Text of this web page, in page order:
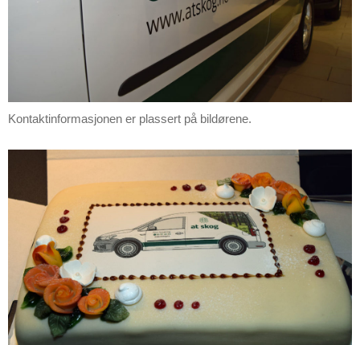
Kontaktinformasjonen er plassert på bildørene.